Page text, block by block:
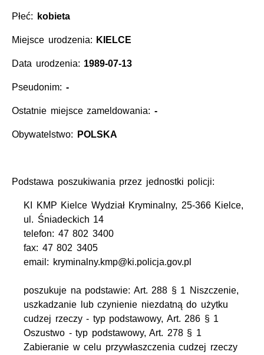
Płeć: kobieta
Miejsce urodzenia: KIELCE
Data urodzenia: 1989-07-13
Pseudonim: -
Ostatnie miejsce zameldowania: -
Obywatelstwo: POLSKA
Podstawa poszukiwania przez jednostki policji:
KI KMP Kielce Wydział Kryminalny, 25-366 Kielce,
ul. Śniadeckich 14
telefon: 47 802 3400
fax: 47 802 3405
email: kryminalny.kmp@ki.policja.gov.pl
poszukuje na podstawie: Art. 288 § 1 Niszczenie,
uszkadzanie lub czynienie niezdatną do użytku
cudzej rzeczy - typ podstawowy, Art. 286 § 1
Oszustwo - typ podstawowy, Art. 278 § 1
Zabieranie w celu przywłaszczenia cudzej rzeczy